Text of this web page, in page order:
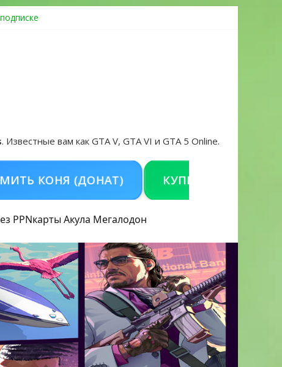
. Известные вам как GTA V, GTA VI и GTA 5 Online.
(ДОНАТ) КУПИТЬ GTA 5 ONLINE НА
PPNкарты Акула Мегалодон